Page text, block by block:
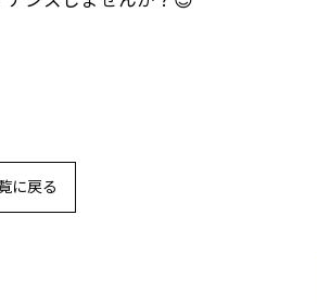
に戻る